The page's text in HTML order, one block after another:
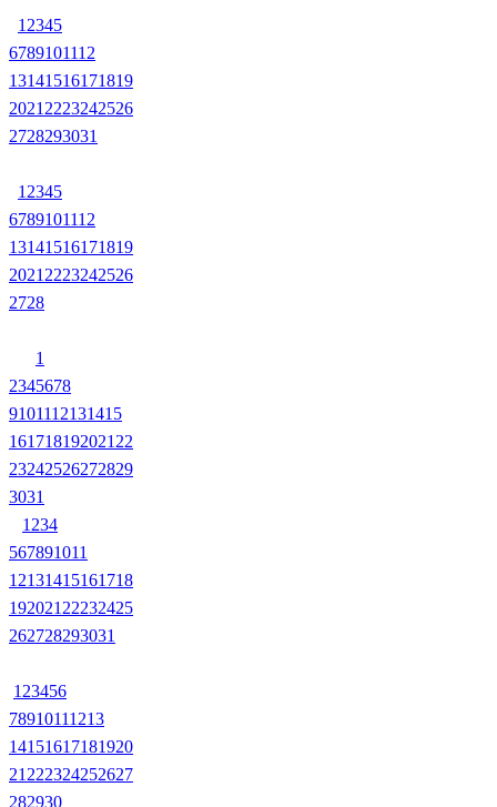
1 2345
6789101112
13141516171819
2021 2223242526
2728293031
1 2345
6789101112
13141516171819
2021 2223242526
2728
1
2345678
9101112131415
161718192021 22
23242526272829
3031
1 234
567891011
12131415161718
192021 22232425
262728293031
1 23456
78910111213
14151617181920
21 222324252627
282930